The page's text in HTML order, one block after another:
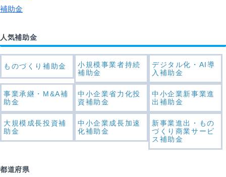
補助金
人気補助金
ものづくり補助金
小規模事業者持続
補助金
デジタル化・AI導
入補助金
事業承継・M&A補
助金
中小企業省力化投
資補助金
中小企業新事業進
出補助金
大規模成長投資補
助金
中小企業成長加速
化補助金
新事業進出・もの
づくり商業サービ
ス補助金
都道府県